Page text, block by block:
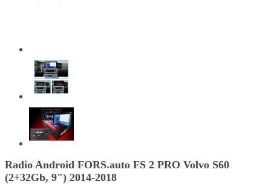
Radio Android FORS.auto FS 2 PRO Volvo S60
(2+32Gb, 9") 2014-2018